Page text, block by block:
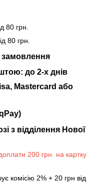
80 грн.
80 грн.
замовлення
до 2-х днів
Mastercard або
з відділення Нової
200 грн. на картку
комісію 2% + 20 грн від